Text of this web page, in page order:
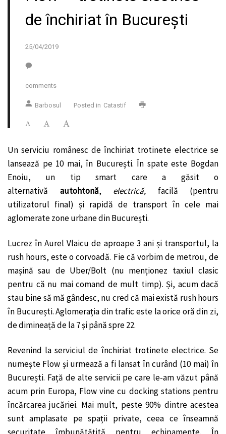
de închiriat în București
25/04/2019
comments
Barbosul Posted in Catastif
Un serviciu românesc de închiriat trotinete electrice se
lansează pe 10 mai, în București. În spate este Bogdan
Enoiu, un tip smart care a găsit o
alternativă autohtonă, electrică, facilă (pentru
utilizatorul final) și rapidă de transport în cele mai
aglomerate zone urbane din București.
Lucrez în Aurel Vlaicu de aproape 3 ani și transportul, la
rush hours, este o corvoadă. Fie că vorbim de metrou, de
mașină sau de Uber/Bolt (nu menționez taxiul clasic
pentru că nu mai comand de mult timp). Și, acum dacă
stau bine să mă gândesc, nu cred că mai există rush hours
în București. Aglomerația din trafic este la orice oră din zi,
de dimineață de la 7 și până spre 22.
Revenind la serviciul de închiriat trotinete electrice. Se
numește Flow și urmează a fi lansat în curând (10 mai) în
București. Față de alte servicii pe care le-am văzut până
acum prin Europa, Flow vine cu docking stations pentru
încărcarea jucăriei. Mai mult, peste 90% dintre acestea
sunt amplasate pe spații private, ceea ce înseamnă